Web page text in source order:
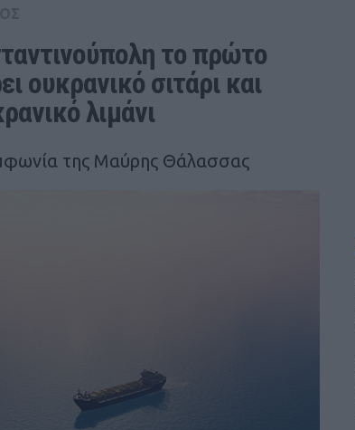
το πρώτο
ουκρανικό σιτάρι και
λιμάνι
της Μαύρης Θάλασσας